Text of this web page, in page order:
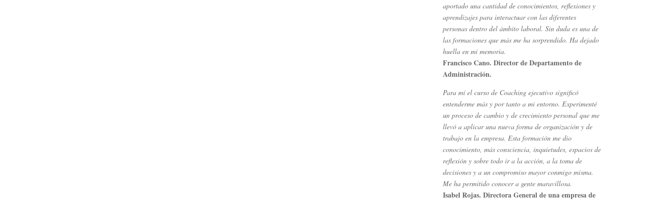
aportado una cantidad de conocimientos, reflexiones y
aprendizajes para interactuar con las diferentes
personas dentro del ámbito laboral. Sin duda es una de
las formaciones que más me ha sorprendido. Ha dejado
huella en mi memoria.
Francisco Cano. Director de Departamento de
Administración.
Para mí el curso de Coaching ejecutivo significó
entenderme más y por tanto a mi entorno. Experimenté
un proceso de cambio y de crecimiento personal que me
llevó a aplicar una nueva forma de organización y de
trabajo en la empresa. Esta formación me dio
conocimiento, más consciencia, inquietudes, espacios de
reflexión y sobre todo ir a la acción, a la toma de
decisiones y a un compromiso mayor conmigo misma.
Me ha permitido conocer a gente maravillosa.
Isabel Rojas. Directora General de una empresa de